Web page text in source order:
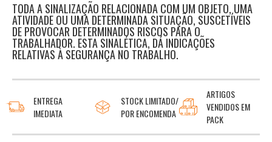
TODA A SINALIZAÇÃO RELACIONADA COM UM OBJETO, UMA
ATIVIDADE OU UMA DETERMINADA SITUAÇÃO, SUSCETÍVEIS
DE PROVOCAR DETERMINADOS RISCOS PARA O
TRABALHADOR. ESTA SINALÉTICA, DÁ INDICAÇÕES
RELATIVAS À SEGURANÇA NO TRABALHO.
ENTREGA
IMEDIATA
STOCK LIMITADO/
POR ENCOMENDA
ARTIGOS
VENDIDOS EM
PACK